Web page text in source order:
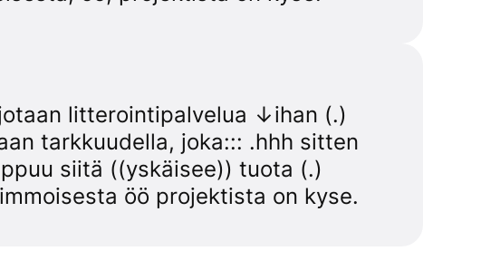
litterointipalvelua ↓ihan (.)
tarkkuudella, joka::: .hhh sitten
siitä ((yskäisee)) tuota (.)
öö projektista on kyse.